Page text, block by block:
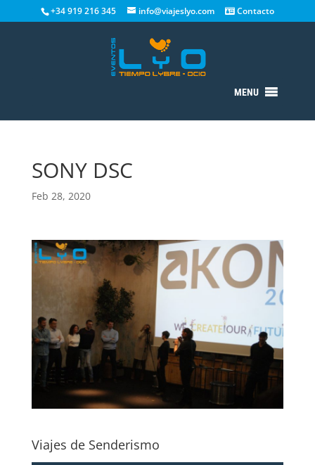
+34 919 216 345 info@viajeslyo.com Contacto
MENU
SONY DSC
Feb 28, 2020
Viajes de Senderismo